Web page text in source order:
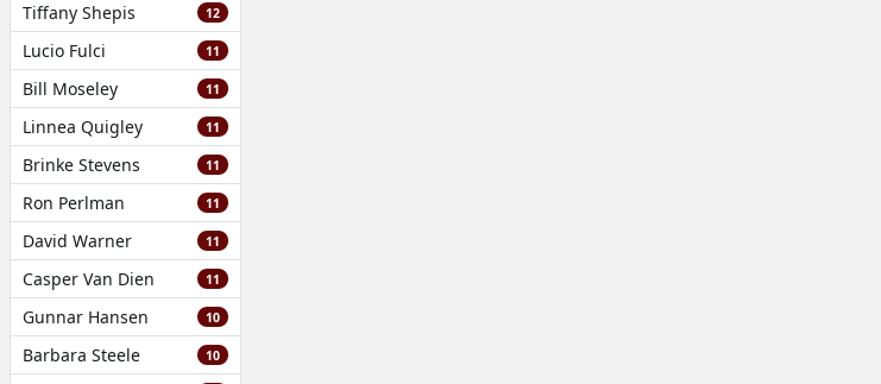
Tiffany Shepis 12
Lucio Fulci 11
Bill Moseley 11
Linnea Quigley 11
Brinke Stevens 11
Ron Perlman 11
David Warner 11
Casper Van Dien 11
Gunnar Hansen 10
Barbara Steele 10